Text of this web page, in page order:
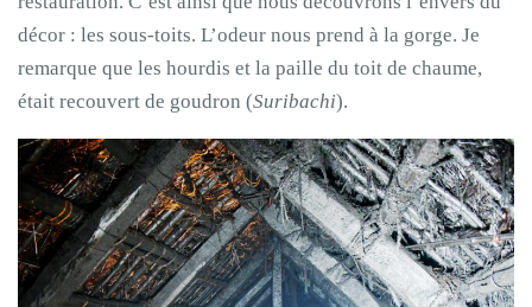
décor : les sous-toits. L’odeur nous prend à la gorge. Je
remarque que les hourdis et la paille du toit de chaume,
était recouvert de goudron (Suribachi).